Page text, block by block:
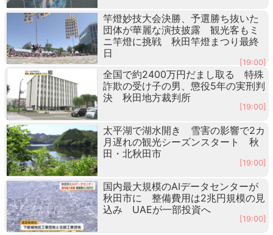
竿燈妙技大会決勝、予選勝ち抜いた
団体が華麗な演技披露 観光客もミ
ニ竿燈に挑戦 秋田竿燈まつり最終
日
[19:00]
全国で約2400万円だまし取る 特殊
詐欺の受け子の男、懲役5年の実刑判
決 秋田地方裁判所
[19:00]
太平湖で湖水開き 雪害の影響で2カ
月遅れの観光シーズンスタート 秋
田・北秋田市
[19:00]
国内最大規模のAIデータセンターが
秋田市に 整備費用は2兆円規模の見
込み UAEが一部投資へ
[19:00]